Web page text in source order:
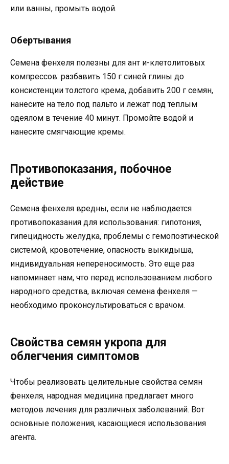
или ванны, промыть водой.
Обертывания
Семена фенхеля полезны для ант и-клетолитовых
компрессов: разбавить 150 г синей глины до
консистенции толстого крема, добавить 200 г семян,
нанесите на тело под пальто и лежат под теплым
одеялом в течение 40 минут. Промойте водой и
нанесите смягчающие кремы.
Противопоказания, побочное
действие
Семена фенхеля вредны, если не наблюдается
противопоказания для использования: гипотония,
гипецидность желудка, проблемы с гемопоэтической
системой, кровотечение, опасность выкидыша,
индивидуальная непереносимость. Это еще раз
напоминает нам, что перед использованием любого
народного средства, включая семена фенхеля —
необходимо проконсультироваться с врачом.
Свойства семян укропа для
облегчения симптомов
Чтобы реализовать целительные свойства семян
фенхеля, народная медицина предлагает много
методов лечения для различных заболеваний. Вот
основные положения, касающиеся использования
агента.